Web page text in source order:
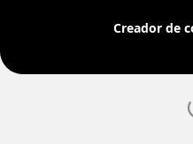
Creador de